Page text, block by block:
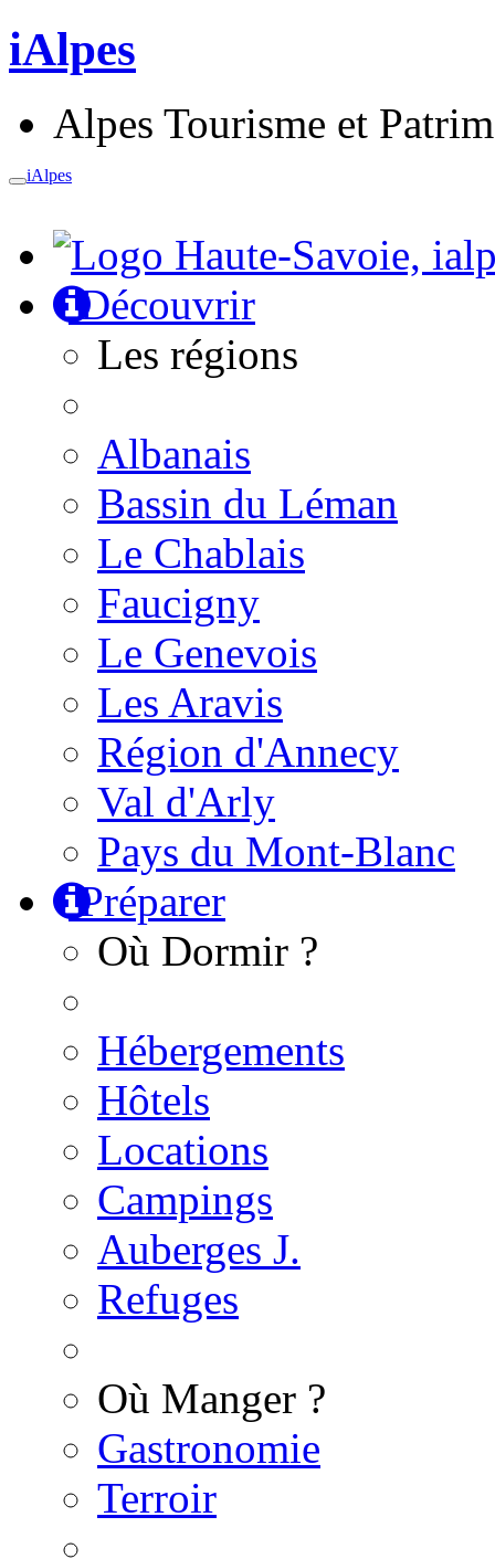
iAlpes
Alpes Tourisme et
Toggle
iAlpes
Découvrir
Les régions
Albanais
Bassin du Léman
Le Chablais
Faucigny
Le Genevois
Les Aravis
Région d'Annecy
Val d'Arly
Pays du Mont-Blanc
Préparer
Où Dormir ?
Hébergements
Hôtels
Locations
Campings
Auberges J.
Refuges
Où Manger ?
Gastronomie
Terroir